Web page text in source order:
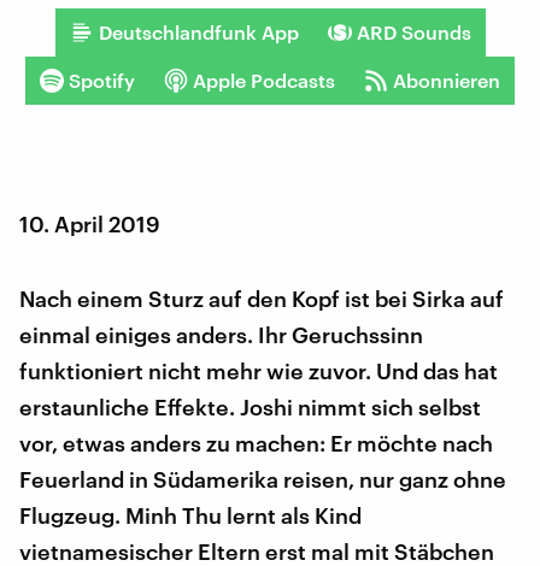
Deutschlandfunk App ARD Sounds
Spotify Apple Podcasts Abonnieren
10. April 2019
Nach einem Sturz auf den Kopf ist bei Sirka auf
einmal einiges anders. Ihr Geruchssinn
funktioniert nicht mehr wie zuvor. Und das hat
erstaunliche Effekte. Joshi nimmt sich selbst
vor, etwas anders zu machen: Er möchte nach
Feuerland in Südamerika reisen, nur ganz ohne
Flugzeug. Minh Thu lernt als Kind
vietnamesischer Eltern erst mal mit Stäbchen